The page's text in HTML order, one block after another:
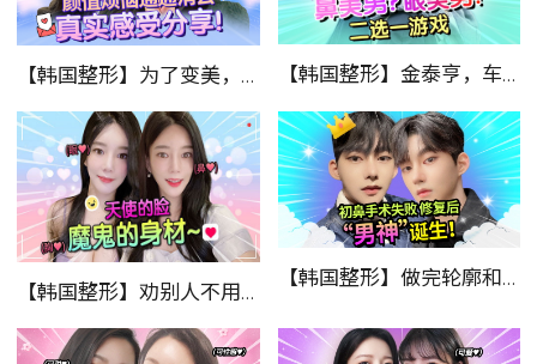
【韩国整形】为了变美，韩国小姐姐真是不择手段！(继上篇) 【韩国整形】金泰亨，车银优的颜值谁不想拥有！
【韩国整形】劝别人不用整，自己却偷偷变美！
【韩国整形】做完轮廓和鼻子，秒变漫画里走出来的男主！